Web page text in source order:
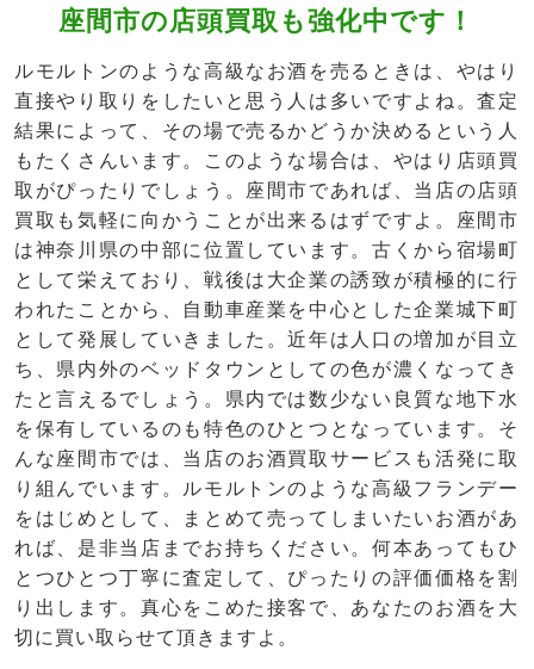
座間市の店頭買取も強化中です！
ルモルトンのような高級なお酒を売るときは、やはり
直接やり取りをしたいと思う人は多いですよね。査定
結果によって、その場で売るかどうか決めるという人
もたくさんいます。このような場合は、やはり店頭買
取がぴったりでしょう。座間市であれば、当店の店頭
買取も気軽に向かうことが出来るはずですよ。座間市
は神奈川県の中部に位置しています。古くから宿場町
として栄えており、戦後は大企業の誘致が積極的に行
われたことから、自動車産業を中心とした企業城下町
として発展していきました。近年は人口の増加が目立
ち、県内外のベッドタウンとしての色が濃くなってき
たと言えるでしょう。県内では数少ない良質な地下水
を保有しているのも特色のひとつとなっています。そ
んな座間市では、当店のお酒買取サービスも活発に取
り組んでいます。ルモルトンのような高級フランデー
をはじめとして、まとめて売ってしまいたいお酒があ
れば、是非当店までお持ちください。何本あってもひ
とつひとつ丁寧に査定して、ぴったりの評価価格を割
り出します。真心をこめた接客で、あなたのお酒を大
切に買い取らせて頂きますよ。